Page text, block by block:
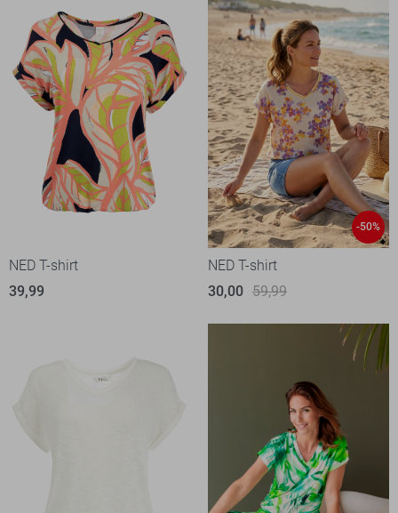
NED T-shirt
39,99
-50%
NED T-shirt
30,00 59,99